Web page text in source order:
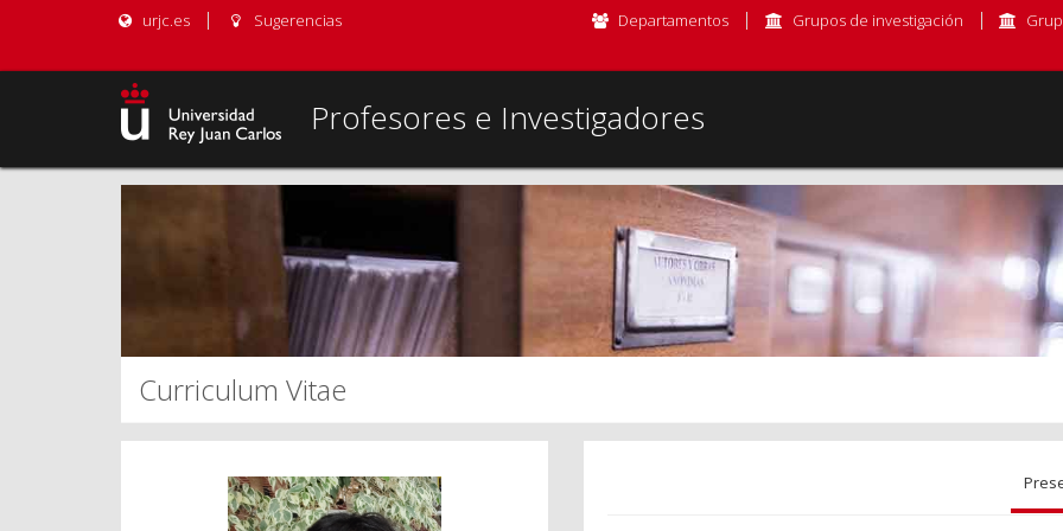
urjc.es Sugerencias Departamentos Grupos de investigación
Profesores e Investigadores
Curriculum Vitae